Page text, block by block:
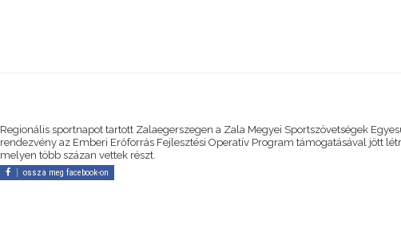
Regionális sportnapot tartott Zalaegerszegen a Zala Megyei Sportszövetségek
rendezvény az Emberi Erőforrás Fejlesztési Operatív Program támogatásával jött
melyen több százan vettek részt.
ossza meg facebook-on